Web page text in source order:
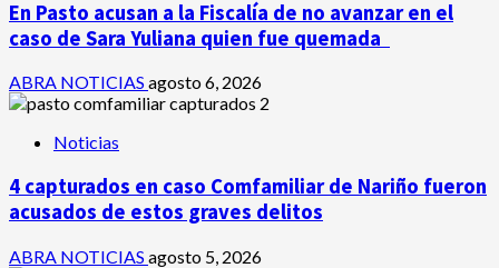
En Pasto acusan a la Fiscalía de no avanzar en el
caso de Sara Yuliana quien fue quemada
ABRA NOTICIAS agosto 6, 2026
Noticias
4 capturados en caso Comfamiliar de Nariño fueron
acusados de estos graves delitos
ABRA NOTICIAS agosto 5, 2026